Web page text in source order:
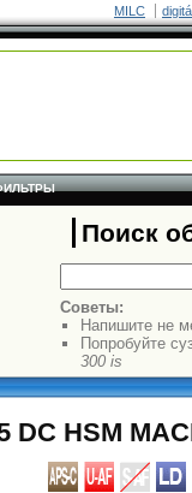
MILC
Поиск
Советы:
Напишите не
Попробуйте
300 is
DC HSM